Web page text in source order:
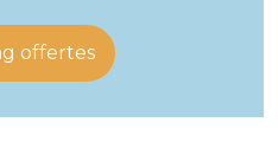
offertes